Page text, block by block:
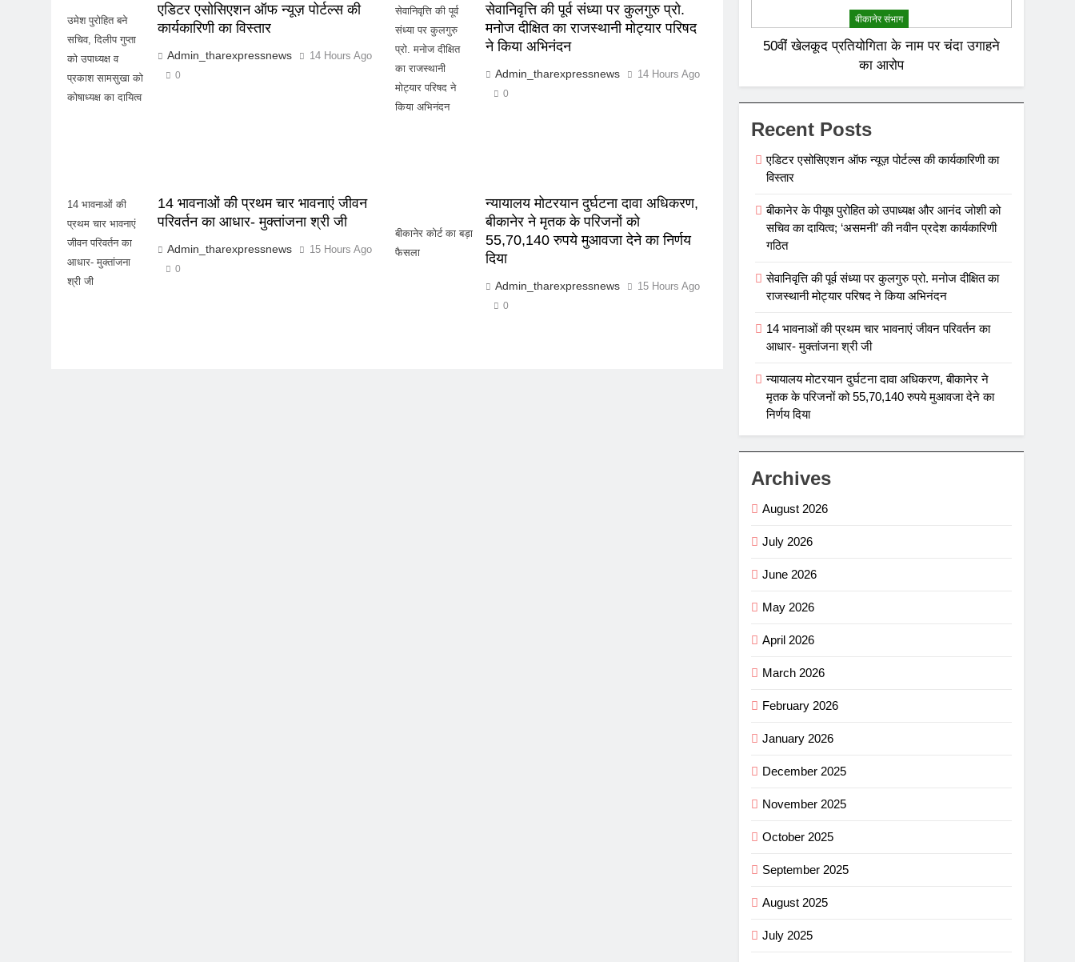
उमेश पुरोहित बने
सचिव, दिलीप गुप्ता
को उपाध्यक्ष व
प्रकाश सामसुखा को
कोषाध्यक्ष का दायित्व
एडिटर एसोसिएशन ऑफ न्यूज़ पोर्टल्स की
कार्यकारिणी का विस्तार
Admin_tharexpressnews 14 Hours Ago
0
सेवानिवृत्ति की पूर्व
संध्या पर कुलगुरु
प्रो. मनोज दीक्षित
का राजस्थानी
मोट्यार परिषद ने
किया अभिनंदन
सेवानिवृत्ति की पूर्व संध्या पर कुलगुरु प्रो.
मनोज दीक्षित का राजस्थानी मोट्यार परिषद
ने किया अभिनंदन
Admin_tharexpressnews 14 Hours Ago
0
14 भावनाओं की
प्रथम चार भावनाएं
जीवन परिवर्तन का
आधार- मुक्तांजना
श्री जी
14 भावनाओं की प्रथम चार भावनाएं जीवन
परिवर्तन का आधार- मुक्तांजना श्री जी
Admin_tharexpressnews 15 Hours Ago
0
बीकानेर कोर्ट का बड़ा
फैसला
न्यायालय मोटरयान दुर्घटना दावा अधिकरण,
बीकानेर ने मृतक के परिजनों को
55,70,140 रुपये मुआवजा देने का निर्णय
दिया
Admin_tharexpressnews 15 Hours Ago
0
बीकानेर संभाग
50वीं खेलकूद प्रतियोगिता के नाम पर चंदा उगाहने
का आरोप
Recent Posts
एडिटर एसोसिएशन ऑफ न्यूज़ पोर्टल्स की कार्यकारिणी का
विस्तार
बीकानेर के पीयूष पुरोहित को उपाध्यक्ष और आनंद जोशी को
सचिव का दायित्व; ‘असमनी’ की नवीन प्रदेश कार्यकारिणी
गठित
सेवानिवृत्ति की पूर्व संध्या पर कुलगुरु प्रो. मनोज दीक्षित का
राजस्थानी मोट्यार परिषद ने किया अभिनंदन
14 भावनाओं की प्रथम चार भावनाएं जीवन परिवर्तन का
आधार- मुक्तांजना श्री जी
न्यायालय मोटरयान दुर्घटना दावा अधिकरण, बीकानेर ने
मृतक के परिजनों को 55,70,140 रुपये मुआवजा देने का
निर्णय दिया
Archives
August 2026
July 2026
June 2026
May 2026
April 2026
March 2026
February 2026
January 2026
December 2025
November 2025
October 2025
September 2025
August 2025
July 2025